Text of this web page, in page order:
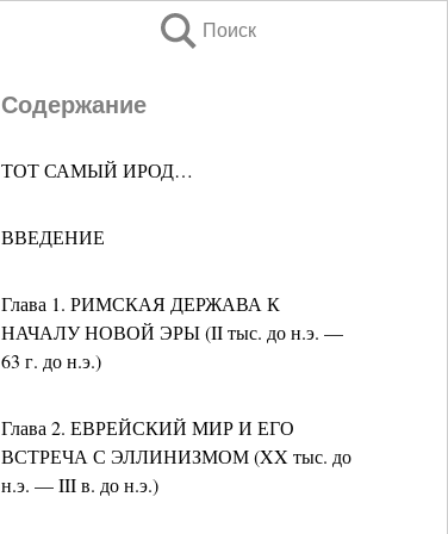
Поиск
Содержание
ТОТ САМЫЙ ИРОД…
ВВЕДЕНИЕ
Глава 1. РИМСКАЯ ДЕРЖАВА К
НАЧАЛУ НОВОЙ ЭРЫ (II тыс. до н.э. —
63 г. до н.э.)
Глава 2. ЕВРЕЙСКИЙ МИР И ЕГО
ВСТРЕЧА С ЭЛЛИНИЗМОМ (XX тыс. до
н.э. — III в. до н.э.)